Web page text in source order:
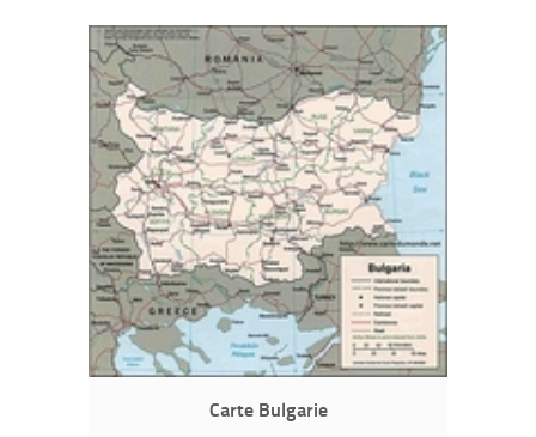
Carte Bulgarie